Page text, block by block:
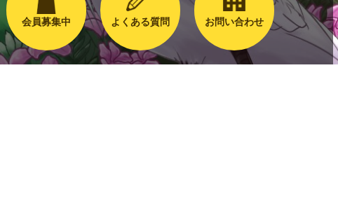
会員募集中 よくある質問 お問い合わせ